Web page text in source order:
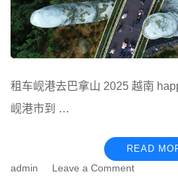
租车岘港去巴拿山 2025 越南
岘港市到 …
READ
admin Leave a Commenton